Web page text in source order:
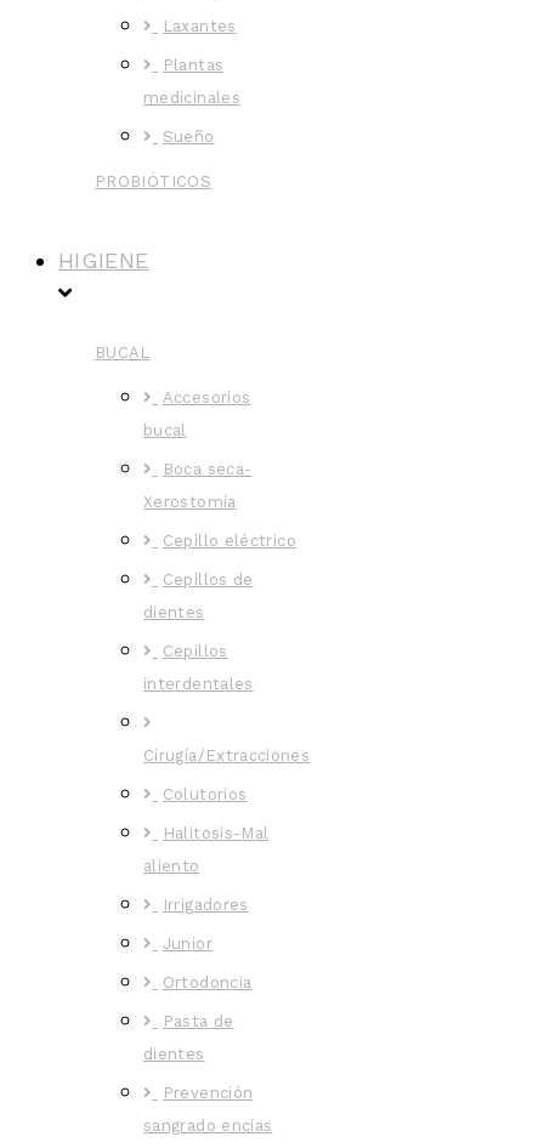
Laxantes
Plantas
medicinales
Sueño
PROBIÓTICOS
HIGIENE
BUCAL
Accesorios
bucal
Boca seca-
Xerostomía
Cepillo eléctrico
Cepillos de
dientes
Cepillos
interdentales
Cirugía/Extracciones
Colutorios
Halitosis-Mal
aliento
Irrigadores
Junior
Ortodoncia
Pasta de
dientes
Prevención
sangrado encías